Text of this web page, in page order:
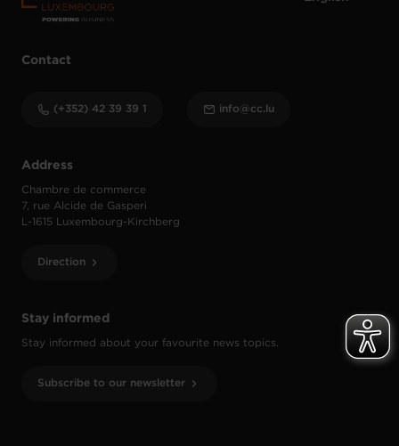
Stay informed
Stay informed about your favourite news topics.
Subscribe to our newsletter
Address
Chambre de commerce
7, rue Alcide de Gasperi
L-1615 Luxembourg-Kirchberg
Direction
Contact
(+352) 42 39 39 1 info@cc.lu